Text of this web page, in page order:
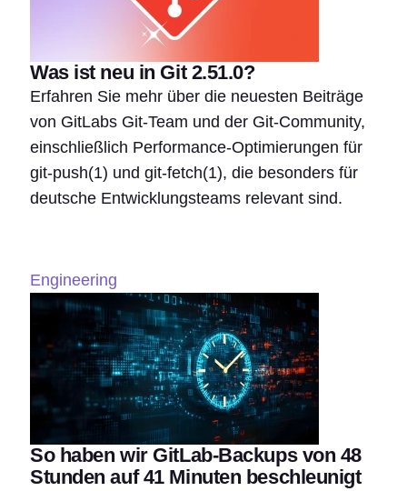
Was ist neu in Git 2.51.0?
Erfahren Sie mehr über die neuesten Beiträge
von GitLabs Git-Team und der Git-Community,
einschließlich Performance-Optimierungen für
git-push(1) und git-fetch(1), die besonders für
deutsche Entwicklungsteams relevant sind.
Engineering
So haben wir GitLab-Backups von 48
Stunden auf 41 Minuten beschleunigt